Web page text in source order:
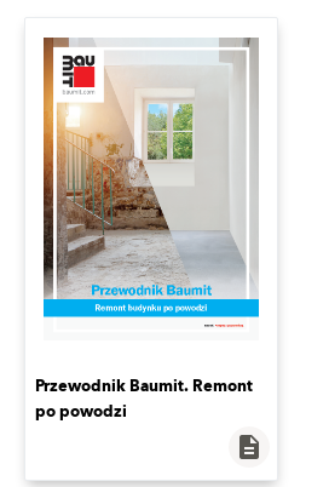
Przewodnik Baumit. Remont
po powodzi
description